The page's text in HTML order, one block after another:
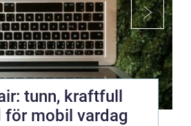
tunn, kraftfull
för mobil vardag